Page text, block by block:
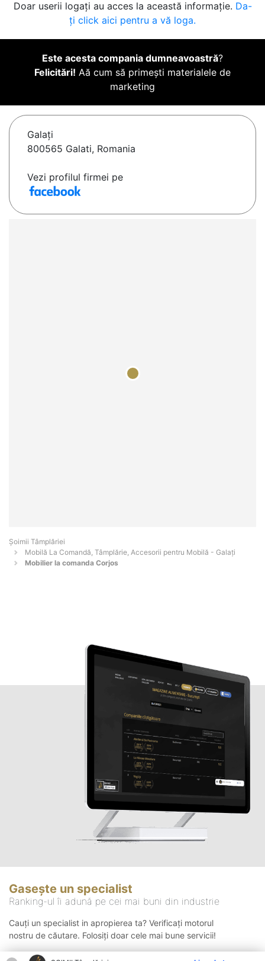
Doar userii logați au acces la această informație. Da-
ți click aici pentru a vă loga.
Este acesta compania dumneavoastră?
Felicitări! Aă cum să primești materialele de
marketing
Galaţi
800565 Galati, Romania
Vezi profilul firmei pe
Șoimii Tâmplăriei
Mobilă La Comandă, Tâmplărie, Accesorii pentru Mobilă - Galaţi
Mobilier la comanda Corjos
Gasește un specialist
Ranking-ul îi adună pe cei mai buni din industrie
Cauți un specialist in apropierea ta? Verificați motorul
nostru de căutare. Folosiți doar cele mai bune servicii!